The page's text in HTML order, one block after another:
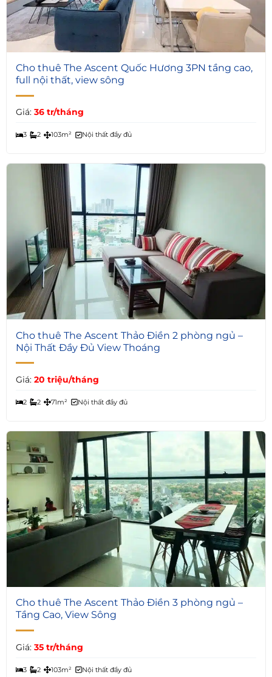
5
Cho thuê The Ascent Quốc Hương 3PN tầng cao,
full nội thất, view sông
Giá: 36 tr/tháng
3 2 103m² Nội thất đầy đủ
4
Cho thuê The Ascent Thảo Điền 2 phòng ngủ –
Nội Thất Đầy Đủ View Thoáng
Giá: 20 triệu/tháng
2 2 71m² Nội thất đầy đủ
4
Cho thuê The Ascent Thảo Điền 3 phòng ngủ –
Tầng Cao, View Sông
Giá: 35 tr/tháng
3 2 103m² Nội thất đầy đủ